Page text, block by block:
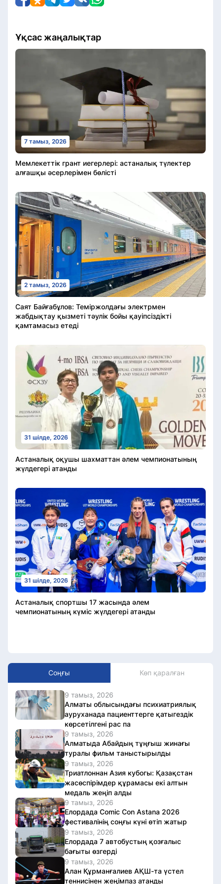
Ұқсас жаңалықтар
7 тамыз, 2026
Мемлекеттік грант иегерлері: астаналық түлектер
алғашқы әсерлерімен бөлісті
2 тамыз, 2026
Саят Байғабұлов: Теміржолдағы электрмен
жабдықтау қызметі тәулік бойы қауіпсіздікті
қамтамасыз етеді
31 шілде, 2026
Астаналық оқушы шахматтан әлем чемпионатының
жүлдегері атанды
31 шілде, 2026
Астаналық спортшы 17 жасында әлем
чемпионатының күміс жүлдегері атанды
Соңғы Көп қаралған
9 тамыз, 2026
Алматы облысындағы психиатриялық
ауруханада пациенттерге қатыгездік
көрсетілгені рас па
9 тамыз, 2026
Алматыда Абайдың тұңғыш жинағы
туралы фильм таныстырылды
9 тамыз, 2026
Триатлоннан Азия кубогы: Қазақстан
жасөспірімдер құрамасы екі алтын
медаль жеңіп алды
9 тамыз, 2026
Елордада Comic Con Astana 2026
фестивалінің соңғы күні өтіп жатыр
9 тамыз, 2026
Елордада 7 автобустың қозғалыс
бағыты өзгерді
9 тамыз, 2026
Алан Құрманғалиев АҚШ-та үстел
теннисінен жеңімпаз атанды